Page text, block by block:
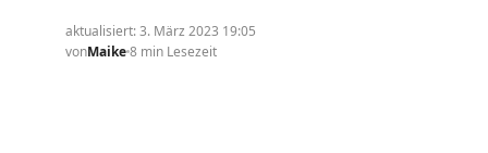
aktualisiert: 3. März 2023 19:05
vonMaike8 min Lesezeit